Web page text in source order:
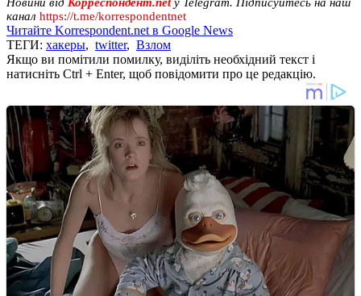
канал https://t.me/korrespondentnet
Читайте Korrespondent.net в Google News
ТЕГИ: хакеры, twitter, Взлом
Якщо ви помітили помилку, виділіть необхідний текст і
натисніть Ctrl + Enter, щоб повідомити про це редакцію.